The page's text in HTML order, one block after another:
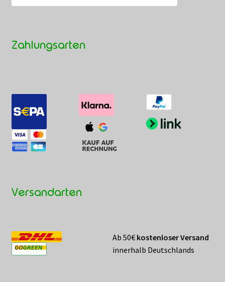
Zahlungsarten
Versandarten
Ab 50€ kostenloser Versand
innerhalb Deutschlands